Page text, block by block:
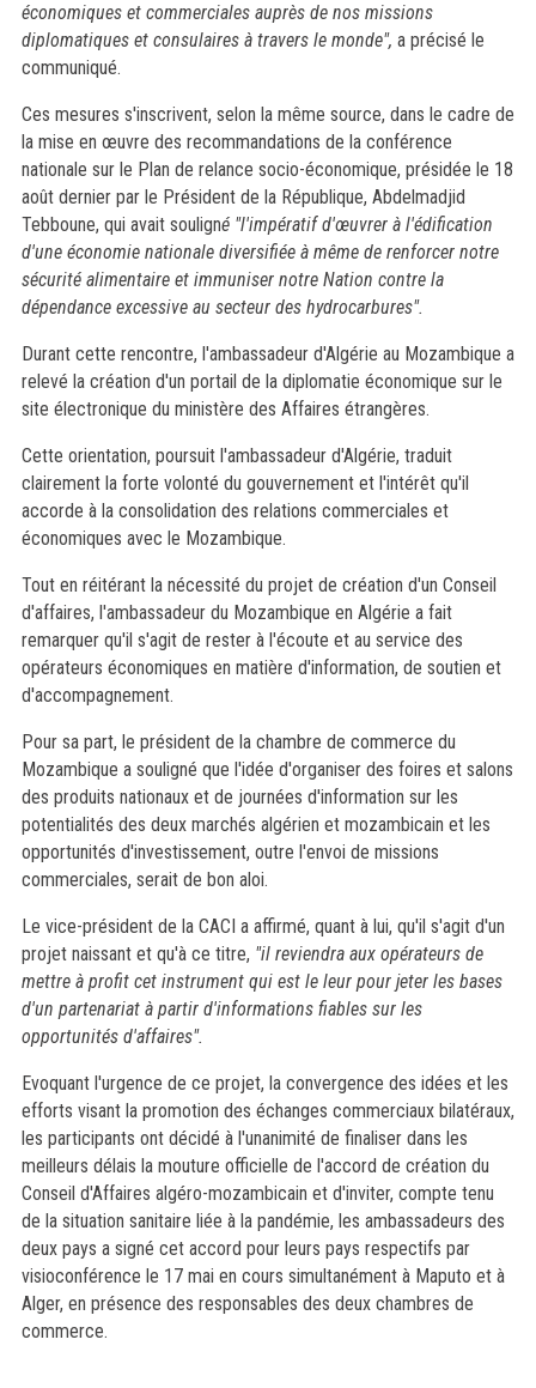
économiques et commerciales auprès de nos missions
diplomatiques et consulaires à travers le monde", a précisé le
communiqué.
Ces mesures s'inscrivent, selon la même source, dans le cadre de
la mise en œuvre des recommandations de la conférence
nationale sur le Plan de relance socio-économique, présidée le 18
août dernier par le Président de la République, Abdelmadjid
Tebboune, qui avait souligné "l'impératif d'œuvrer à l'édification
d'une économie nationale diversifiée à même de renforcer notre
sécurité alimentaire et immuniser notre Nation contre la
dépendance excessive au secteur des hydrocarbures".
Durant cette rencontre, l'ambassadeur d'Algérie au Mozambique a
relevé la création d'un portail de la diplomatie économique sur le
site électronique du ministère des Affaires étrangères.
Cette orientation, poursuit l'ambassadeur d'Algérie, traduit
clairement la forte volonté du gouvernement et l'intérêt qu'il
accorde à la consolidation des relations commerciales et
économiques avec le Mozambique.
Tout en réitérant la nécessité du projet de création d'un Conseil
d'affaires, l'ambassadeur du Mozambique en Algérie a fait
remarquer qu'il s'agit de rester à l'écoute et au service des
opérateurs économiques en matière d'information, de soutien et
d'accompagnement.
Pour sa part, le président de la chambre de commerce du
Mozambique a souligné que l'idée d'organiser des foires et salons
des produits nationaux et de journées d'information sur les
potentialités des deux marchés algérien et mozambicain et les
opportunités d'investissement, outre l'envoi de missions
commerciales, serait de bon aloi.
Le vice-président de la CACI a affirmé, quant à lui, qu'il s'agit d'un
projet naissant et qu'à ce titre, "il reviendra aux opérateurs de
mettre à profit cet instrument qui est le leur pour jeter les bases
d'un partenariat à partir d'informations fiables sur les
opportunités d'affaires".
Evoquant l'urgence de ce projet, la convergence des idées et les
efforts visant la promotion des échanges commerciaux bilatéraux,
les participants ont décidé à l'unanimité de finaliser dans les
meilleurs délais la mouture officielle de l'accord de création du
Conseil d'Affaires algéro-mozambicain et d'inviter, compte tenu
de la situation sanitaire liée à la pandémie, les ambassadeurs des
deux pays a signé cet accord pour leurs pays respectifs par
visioconférence le 17 mai en cours simultanément à Maputo et à
Alger, en présence des responsables des deux chambres de
commerce.